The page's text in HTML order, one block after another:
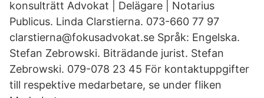
konsulträtt Advokat | Delägare | Notarius
Publicus. Linda Clarstierna. 073-660 77 97
clarstierna@fokusadvokat.se Språk: Engelska.
Stefan Zebrowski. Biträdande jurist. Stefan
Zebrowski. 079-078 23 45 För kontaktuppgifter
till respektive medarbetare, se under fliken